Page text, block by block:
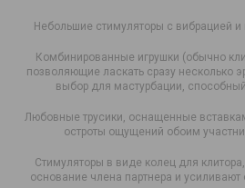
Небольшие стимуляторы с вибрацией
Комбинированные игрушки (обычно
позволяющие ласкать сразу несколько
выбор для мастурбации,
Любовные трусики, оснащенные
остроты ощущений обоим
Стимуляторы в виде колец для
основание члена партнера и